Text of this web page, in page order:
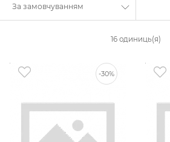
16 одиниць(я)
-30%